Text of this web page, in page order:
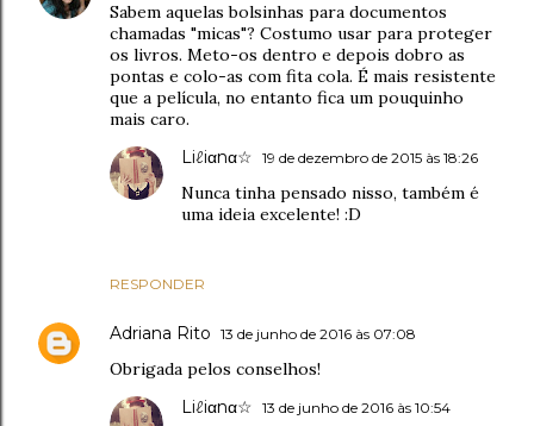
Sabem aquelas bolsinhas para documentos
chamadas "micas"? Costumo usar para proteger
os livros. Meto-os dentro e depois dobro as
pontas e colo-as com fita cola. É mais resistente
que a película, no entanto fica um pouquinho
mais caro.
RESPONDER
Liℓiαnα☆ 19 de dezembro de 2015 às 18:26
Nunca tinha pensado nisso, também é
uma ideia excelente! :D
Adriana Rito 13 de junho de 2016 às 07:08
Obrigada pelos conselhos!
Liℓiαnα☆ 13 de junho de 2016 às 10:54